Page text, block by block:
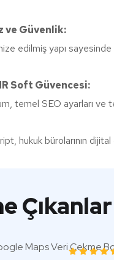
ve Güvenlik:
edilmiş yapı sayesinde
Soft Güvencesi:
temel SEO ayarları ve
hukuk bürolarının
Çıkanlar